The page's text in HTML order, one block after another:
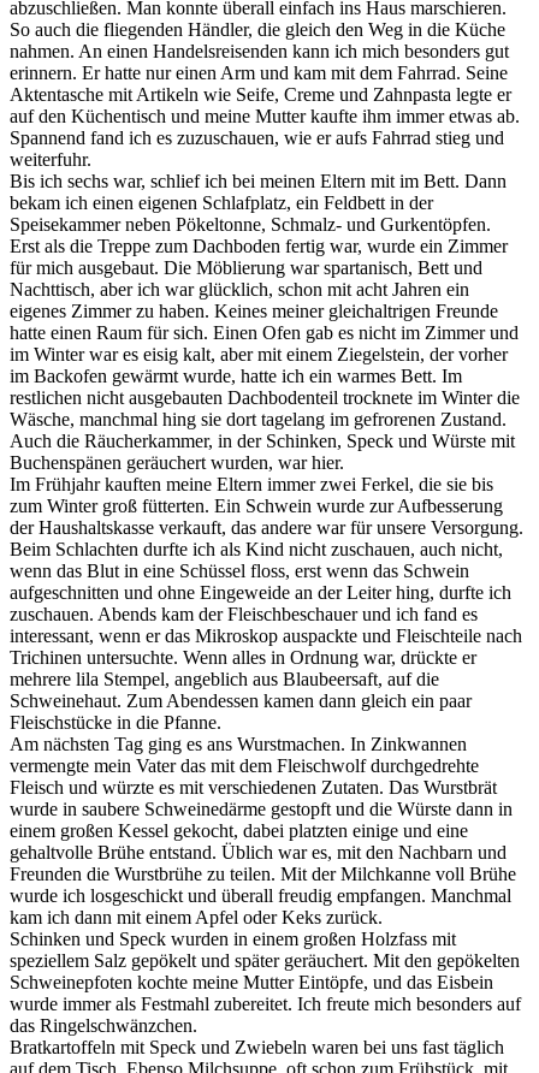
abzuschließen. Man konnte überall einfach ins Haus marschieren.
So auch die fliegenden Händler, die gleich den Weg in die Küche
nahmen. An einen Handelsreisenden kann ich mich besonders gut
erinnern. Er hatte nur einen Arm und kam mit dem Fahrrad. Seine
Aktentasche mit Artikeln wie Seife, Creme und Zahnpasta legte er
auf den Küchentisch und meine Mutter kaufte ihm immer etwas ab.
Spannend fand ich es zuzuschauen, wie er aufs Fahrrad stieg und
weiterfuhr.
Bis ich sechs war, schlief ich bei meinen Eltern mit im Bett. Dann
bekam ich einen eigenen Schlafplatz, ein Feldbett in der
Speisekammer neben Pökeltonne, Schmalz- und Gurkentöpfen.
Erst als die Treppe zum Dachboden fertig war, wurde ein Zimmer
für mich ausgebaut. Die Möblierung war spartanisch, Bett und
Nachttisch, aber ich war glücklich, schon mit acht Jahren ein
eigenes Zimmer zu haben. Keines meiner gleichaltrigen Freunde
hatte einen Raum für sich. Einen Ofen gab es nicht im Zimmer und
im Winter war es eisig kalt, aber mit einem Ziegelstein, der vorher
im Backofen gewärmt wurde, hatte ich ein warmes Bett. Im
restlichen nicht ausgebauten Dachbodenteil trocknete im Winter die
Wäsche, manchmal hing sie dort tagelang im gefrorenen Zustand.
Auch die Räucherkammer, in der Schinken, Speck und Würste mit
Buchenspänen geräuchert wurden, war hier.
Im Frühjahr kauften meine Eltern immer zwei Ferkel, die sie bis
zum Winter groß fütterten. Ein Schwein wurde zur Aufbesserung
der Haushaltskasse verkauft, das andere war für unsere Versorgung.
Beim Schlachten durfte ich als Kind nicht zuschauen, auch nicht,
wenn das Blut in eine Schüssel floss, erst wenn das Schwein
aufgeschnitten und ohne Eingeweide an der Leiter hing, durfte ich
zuschauen. Abends kam der Fleischbeschauer und ich fand es
interessant, wenn er das Mikroskop auspackte und Fleischteile nach
Trichinen untersuchte. Wenn alles in Ordnung war, drückte er
mehrere lila Stempel, angeblich aus Blaubeersaft, auf die
Schweinehaut. Zum Abendessen kamen dann gleich ein paar
Fleischstücke in die Pfanne.
Am nächsten Tag ging es ans Wurstmachen. In Zinkwannen
vermengte mein Vater das mit dem Fleischwolf durchgedrehte
Fleisch und würzte es mit verschiedenen Zutaten. Das Wurstbrät
wurde in saubere Schweinedärme gestopft und die Würste dann in
einem großen Kessel gekocht, dabei platzten einige und eine
gehaltvolle Brühe entstand. Üblich war es, mit den Nachbarn und
Freunden die Wurstbrühe zu teilen. Mit der Milchkanne voll Brühe
wurde ich losgeschickt und überall freudig empfangen. Manchmal
kam ich dann mit einem Apfel oder Keks zurück.
Schinken und Speck wurden in einem großen Holzfass mit
speziellem Salz gepökelt und später geräuchert. Mit den gepökelten
Schweinepfoten kochte meine Mutter Eintöpfe, und das Eisbein
wurde immer als Festmahl zubereitet. Ich freute mich besonders auf
das Ringelschwänzchen.
Bratkartoffeln mit Speck und Zwiebeln waren bei uns fast täglich
auf dem Tisch. Ebenso Milchsuppe, oft schon zum Frühstück, mit